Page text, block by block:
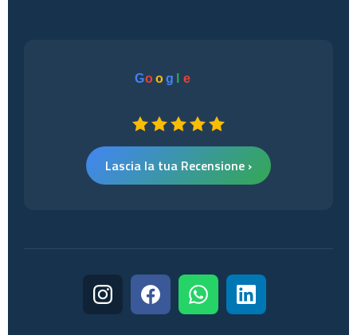
Goog e
Lascia la tua Recensione ›